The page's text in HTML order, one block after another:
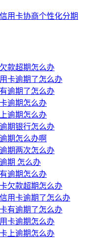
用卡协商个性化分期
款超期怎么办
卡逾期了怎么办
逾期了怎么办
逾期怎么办
逾期怎么办
期银行怎么办
期怎么办啊
期两次怎么办
期 怎么办
逾期怎么办
欠款超期怎么办
用卡逾期了怎么办
有逾期了怎么办
卡逾期怎么办
上逾期怎么办